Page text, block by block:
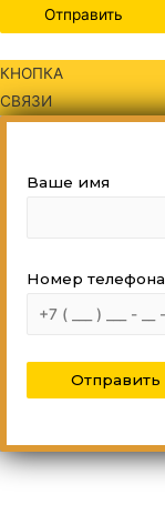
КНОПКА
СВЯЗИ
Ваше имя
Номер телефона